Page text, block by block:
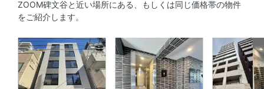
セキュリティ
オートロック 、 ＴＶモニタ付きインターホン 、 防犯カメ
ラ
室内設備
ZOOM碑文谷と近い場所にある、もしくは同じ価格帯の物件
をご紹介します。